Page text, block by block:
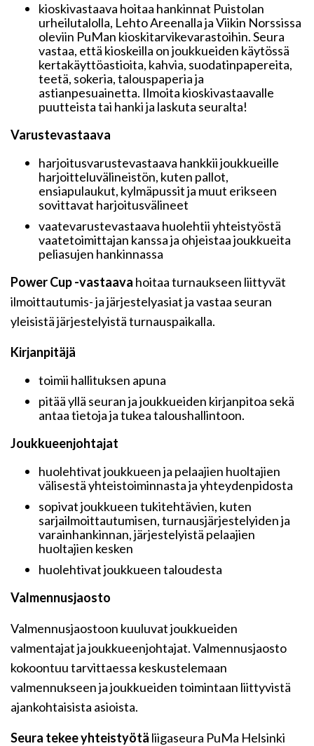
kioskivastaava hoitaa hankinnat Puistolan
urheilutalolla, Lehto Areenalla ja Viikin Norssissa
oleviin PuMan kioskitarvikevarastoihin. Seura
vastaa, että kioskeilla on joukkueiden käytössä
kertakäyttöastioita, kahvia, suodatinpapereita,
teetä, sokeria, talouspaperia ja
astianpesuainetta. Ilmoita kioskivastaavalle
puutteista tai hanki ja laskuta seuralta!
Varustevastaava
harjoitusvarustevastaava hankkii joukkueille
harjoitteluvälineistön, kuten pallot,
ensiapulaukut, kylmäpussit ja muut erikseen
sovittavat harjoitusvälineet
vaatevarustevastaava huolehtii yhteistyöstä
vaatetoimittajan kanssa ja ohjeistaa joukkueita
peliasujen hankinnassa
Power Cup -vastaava hoitaa turnaukseen liittyvät
ilmoittautumis- ja järjestelyasiat ja vastaa seuran
yleisistä järjestelyistä turnauspaikalla.
Kirjanpitäjä
toimii hallituksen apuna
pitää yllä seuran ja joukkueiden kirjanpitoa sekä
antaa tietoja ja tukea taloushallintoon.
Joukkueenjohtajat
huolehtivat joukkueen ja pelaajien huoltajien
välisestä yhteistoiminnasta ja yhteydenpidosta
sopivat joukkueen tukitehtävien, kuten
sarjailmoittautumisen, turnausjärjestelyiden ja
varainhankinnan, järjestelyistä pelaajien
huoltajien kesken
huolehtivat joukkueen taloudesta
Valmennusjaosto
Valmennusjaostoon kuuluvat joukkueiden
valmentajat ja joukkueenjohtajat. Valmennusjaosto
kokoontuu tarvittaessa keskustelemaan
valmennukseen ja joukkueiden toimintaan liittyvistä
ajankohtaisista asioista.
Seura tekee yhteistyötä liigaseura PuMa Helsinki